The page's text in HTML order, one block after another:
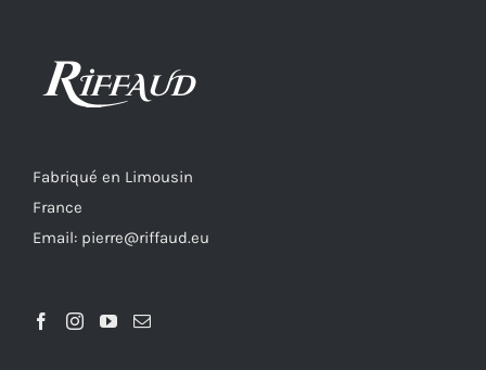
Fabriqué en Limousin
France
Email: pierre@riffaud.eu